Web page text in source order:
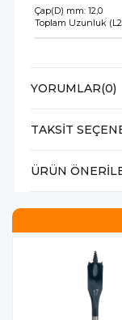
Çap(D) mm: 12,0
Toplam Uzunluk
YORUMLAR(0)
TAKSIT
ÜRÜN